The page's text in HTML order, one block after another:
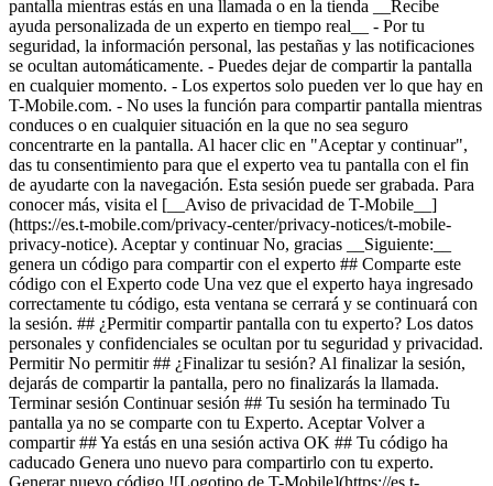
pantalla mientras estás en una llamada o en la tienda __Recibe
ayuda personalizada de un experto en tiempo real__ - Por tu
seguridad, la información personal, las pestañas y las notificaciones
se ocultan automáticamente. - Puedes dejar de compartir la pantalla
en cualquier momento. - Los expertos solo pueden ver lo que hay en
T-Mobile.com. - No uses la función para compartir pantalla mientras
conduces o en cualquier situación en la que no sea seguro
concentrarte en la pantalla. Al hacer clic en "Aceptar y continuar",
das tu consentimiento para que el experto vea tu pantalla con el fin
de ayudarte con la navegación. Esta sesión puede ser grabada. Para
conocer más, visita el [__Aviso de privacidad de T-Mobile__]
(https://es.t-mobile.com/privacy-center/privacy-notices/t-mobile-
privacy-notice). Aceptar y continuar No, gracias __Siguiente:__
genera un código para compartir con el experto ## Comparte este
código con el Experto code Una vez que el experto haya ingresado
correctamente tu código, esta ventana se cerrará y se continuará con
la sesión. ## ¿Permitir compartir pantalla con tu experto? Los datos
personales y confidenciales se ocultan por tu seguridad y privacidad.
Permitir No permitir ## ¿Finalizar tu sesión? Al finalizar la sesión,
dejarás de compartir la pantalla, pero no finalizarás la llamada.
Terminar sesión Continuar sesión ## Tu sesión ha terminado Tu
pantalla ya no se comparte con tu Experto. Aceptar Volver a
compartir ## Ya estás en una sesión activa OK ## Tu código ha
caducado Genera uno nuevo para compartirlo con tu experto.
Generar nuevo código ![Logotipo de T-Mobile](https://es.t-